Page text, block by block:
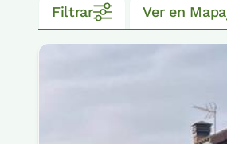
Filtrar Ver en Mapa